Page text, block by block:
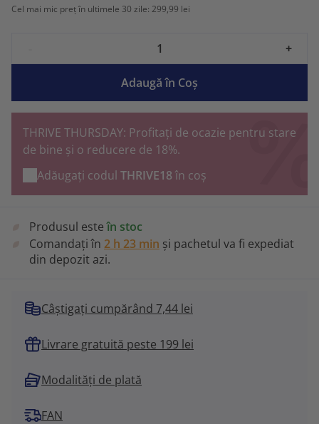
Cel mai mic preț în ultimele 30 zile: 299,99 lei
+
Adaugă în Coş
THRIVE THURSDAY: Profitați de ocazie pentru stare
de bine și o reducere de 18%.
Adăugați codul THRIVE18 în coș
Produsul esteîn stoc
Comandați în 2 h 23 min și pachetul va fi expediat
din depozit azi.
Câștigați cumpărând 7,44 lei
Livrare gratuită peste 199 lei
Modalități de plată
FAN